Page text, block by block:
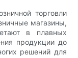
торговли
магазины,
в плавных
продукции до
решений для